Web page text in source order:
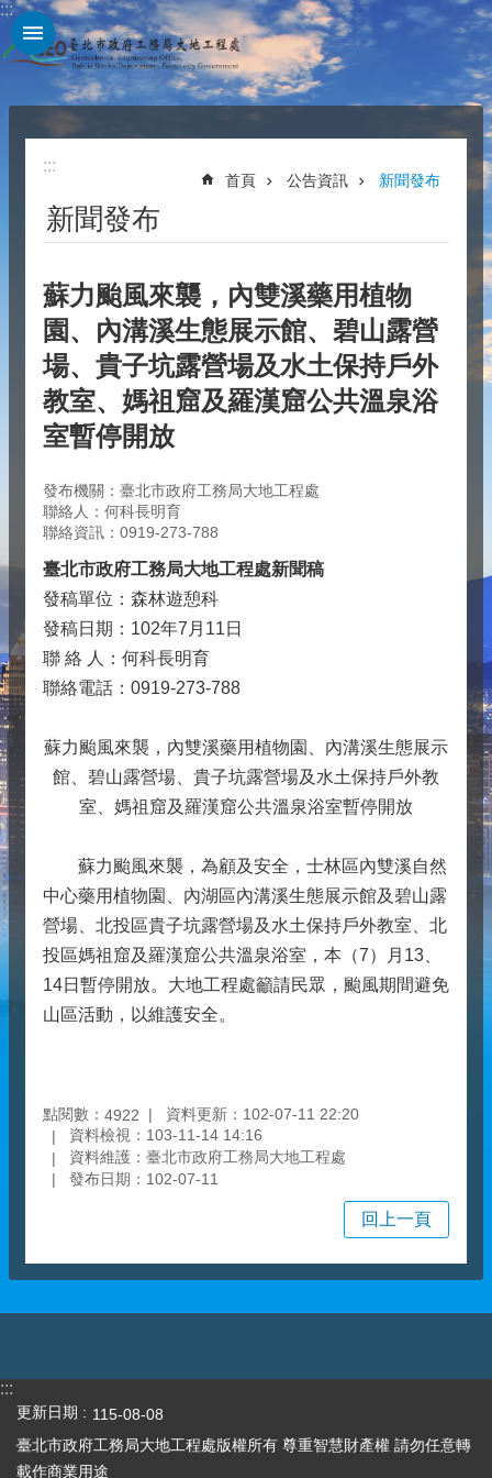
跳到主要內容區塊
:::
:::
首頁 公告資訊 新聞發布
新聞發布
蘇力颱風來襲，內雙溪藥用植物
園、內溝溪生態展示館、碧山露營
場、貴子坑露營場及水土保持戶外
教室、媽祖窟及羅漢窟公共溫泉浴
室暫停開放
發布機關：臺北市政府工務局大地工程處
聯絡人：何科長明育
聯絡資訊：0919-273-788
臺北市政府工務局大地工程處新聞稿
發稿單位：森林遊憩科
發稿日期：102年7月11日
聯 絡 人：何科長明育
聯絡電話：0919-273-788
蘇力颱風來襲，內雙溪藥用植物園、內溝溪生態展示
館、碧山露營場、貴子坑露營場及水土保持戶外教
室、媽祖窟及羅漢窟公共溫泉浴室暫停開放
蘇力颱風來襲，為顧及安全，士林區內雙溪自然
中心藥用植物園、內湖區內溝溪生態展示館及碧山露
營場、北投區貴子坑露營場及水土保持戶外教室、北
投區媽祖窟及羅漢窟公共溫泉浴室，本（7）月13、
14日暫停開放。大地工程處籲請民眾，颱風期間避免
山區活動，以維護安全。
點閱數： 4922
資料更新：102-07-11 22:20
資料檢視：103-11-14 14:16
資料維護：臺北市政府工務局大地工程處
發布日期：102-07-11
回上一頁
:::
更新日期
115-08-08
臺北市政府工務局大地工程處版權所有 尊重智慧財產權 請勿任意轉
載作商業用途